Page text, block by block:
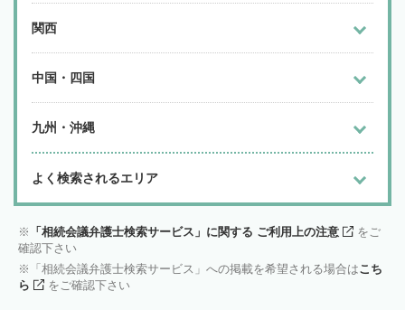
関西
中国・四国
九州・沖縄
よく検索されるエリア
「相続会議弁護士検索サービス」に関する ご利用上の注意
をご
確認下さい
「相続会議弁護士検索サービス」への掲載を希望される場合はこち
ら
をご確認下さい